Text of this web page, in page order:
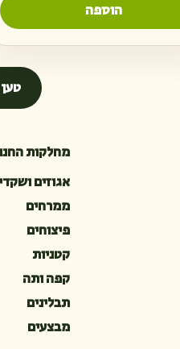
הוספה
מחלקות
אגוזים
ממרחים
פיצוחים
קטניות
קפה ותה
תבלינים
מבצעים